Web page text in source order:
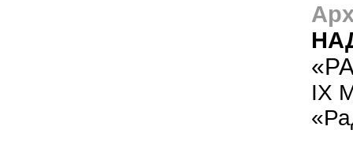
IX